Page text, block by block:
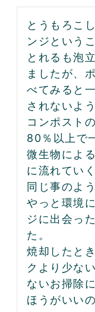
とうもろこ
ンジという
とれるも泡
ましたが、
べてみると
されないよ
コンポスト
80％以上で
微生物によ
に流れてい
同じ事のよ
やっと環境
ジに出会っ
た。
焼却したと
クより少な
ないお掃除
ほうがいい